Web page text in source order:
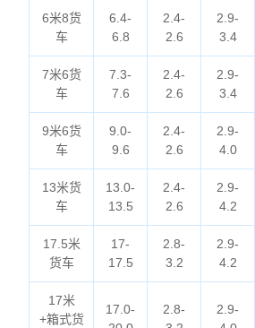
6米8货
车
6.4-
6.8
2.4-
2.6
2.9-
3.4
7米6货
车
7.3-
7.6
2.4-
2.6
2.9-
3.4
9米6货
车
9.0-
9.6
2.4-
2.6
2.9-
4.0
13米货
车
13.0-
13.5
2.4-
2.6
2.9-
4.2
17.5米
货车
17-
17.5
2.8-
3.2
2.9-
4.2
17米
+箱式货
17.0-
2.8-
2.9-